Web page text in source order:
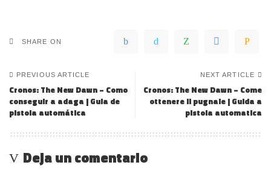
SHARE ON
PREVIOUS ARTICLE
Cronos: The New Dawn – Como
conseguir a adaga | Guia de
pistola automática
NEXT ARTICLE
Cronos: The New Dawn – Come
ottenere il pugnale | Guida a
pistola automatica
Deja un comentario